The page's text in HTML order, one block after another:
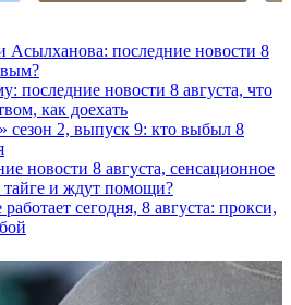
Асылханова: последние новости 8
последние новости 8 августа, что
как доехать
2, выпуск 9: кто выбыл 8
новости 8 августа, сенсационное
и ждут помощи?
сегодня, 8 августа: прокси,